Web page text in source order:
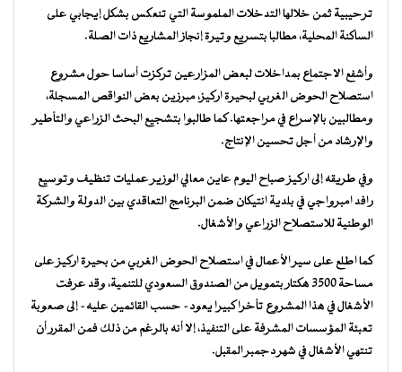
ترحيبية ثمن خلالها التدخلات الملموسة التي تنعكس بشكل إيجابي على
الساكنة المحلية، مطالبا بتسريع وتيرة إنجاز المشاريع ذات الصلة.
وأشفع الاجتماع بمداخلات لبعض المزارعين تركزت أساسا حول مشروع
استصلاح الحوض الغربي لبحيرة اركيز، مبرزين بعض النواقص المسجلة،
ومطالبين بالإسراع في مراجعتها. كما طالبوا بتشجيع البحث الزراعي والتأطير
والإرشاد من أجل تحسين الإنتاج.
وفي طريقه إلى اركيز صباح اليوم عاين معالي الوزير عمليات تنظيف وتوسيع
رافد امبرواجي في بلدية انتيكان ضمن البرنامج التعاقدي بين الدولة والشركة
الوطنية للاستصلاح الزراعي والأشغال.
كما اطلع على سير الأعمال في استصلاح الحوض الغربي من بحيرة اركيز على
مساحة 3500 هكتار بتمويل من الصندوق السعودي للتنمية، وقد عرفت
الأشغال في هذا المشروع تأخرا كبيرا يعود- حسب القائمين عليه- إلى صعوبة
تعبئة المؤسسات المشرفة على التنفيذ، إلا أنه بالرغم من ذلك فمن المقرر أن
تنتهي الأشغال في شهر دجمبر المقبل.